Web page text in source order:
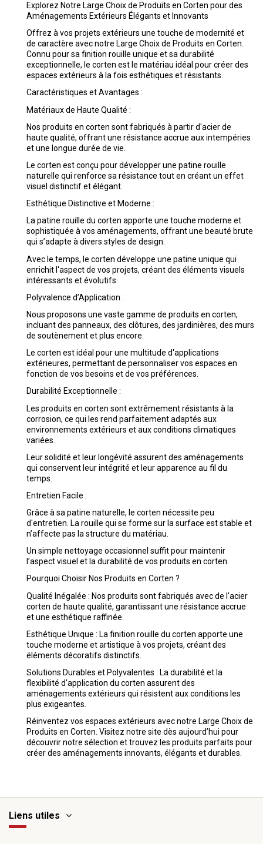
Explorez Notre Large Choix de Produits en Corten pour des
Aménagements Extérieurs Élégants et Innovants
Offrez à vos projets extérieurs une touche de modernité et
de caractère avec notre Large Choix de Produits en Corten.
Connu pour sa finition rouille unique et sa durabilité
exceptionnelle, le corten est le matériau idéal pour créer des
espaces extérieurs à la fois esthétiques et résistants.
Caractéristiques et Avantages :
Matériaux de Haute Qualité :
Nos produits en corten sont fabriqués à partir d'acier de
haute qualité, offrant une résistance accrue aux intempéries
et une longue durée de vie.
Le corten est conçu pour développer une patine rouille
naturelle qui renforce sa résistance tout en créant un effet
visuel distinctif et élégant.
Esthétique Distinctive et Moderne :
La patine rouille du corten apporte une touche moderne et
sophistiquée à vos aménagements, offrant une beauté brute
qui s’adapte à divers styles de design.
Avec le temps, le corten développe une patine unique qui
enrichit l'aspect de vos projets, créant des éléments visuels
intéressants et évolutifs.
Polyvalence d’Application :
Nous proposons une vaste gamme de produits en corten,
incluant des panneaux, des clôtures, des jardinières, des murs
de soutènement et plus encore.
Le corten est idéal pour une multitude d'applications
extérieures, permettant de personnaliser vos espaces en
fonction de vos besoins et de vos préférences.
Durabilité Exceptionnelle :
Les produits en corten sont extrêmement résistants à la
corrosion, ce qui les rend parfaitement adaptés aux
environnements extérieurs et aux conditions climatiques
variées.
Leur solidité et leur longévité assurent des aménagements
qui conservent leur intégrité et leur apparence au fil du
temps.
Entretien Facile :
Grâce à sa patine naturelle, le corten nécessite peu
d'entretien. La rouille qui se forme sur la surface est stable et
n’affecte pas la structure du matériau.
Un simple nettoyage occasionnel suffit pour maintenir
l’aspect visuel et la durabilité de vos produits en corten.
Pourquoi Choisir Nos Produits en Corten ?
Qualité Inégalée : Nos produits sont fabriqués avec de l'acier
corten de haute qualité, garantissant une résistance accrue
et une esthétique raffinée.
Esthétique Unique : La finition rouille du corten apporte une
touche moderne et artistique à vos projets, créant des
éléments décoratifs distinctifs.
Solutions Durables et Polyvalentes : La durabilité et la
flexibilité d'application du corten assurent des
aménagements extérieurs qui résistent aux conditions les
plus exigeantes.
Réinventez vos espaces extérieurs avec notre Large Choix de
Produits en Corten. Visitez notre site dès aujourd’hui pour
découvrir notre sélection et trouvez les produits parfaits pour
créer des aménagements innovants, élégants et durables.
Liens utiles